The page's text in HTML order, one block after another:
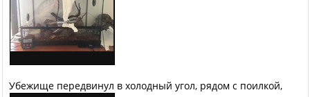
Убежище передвинул в холодный угол, рядом с поилкой,